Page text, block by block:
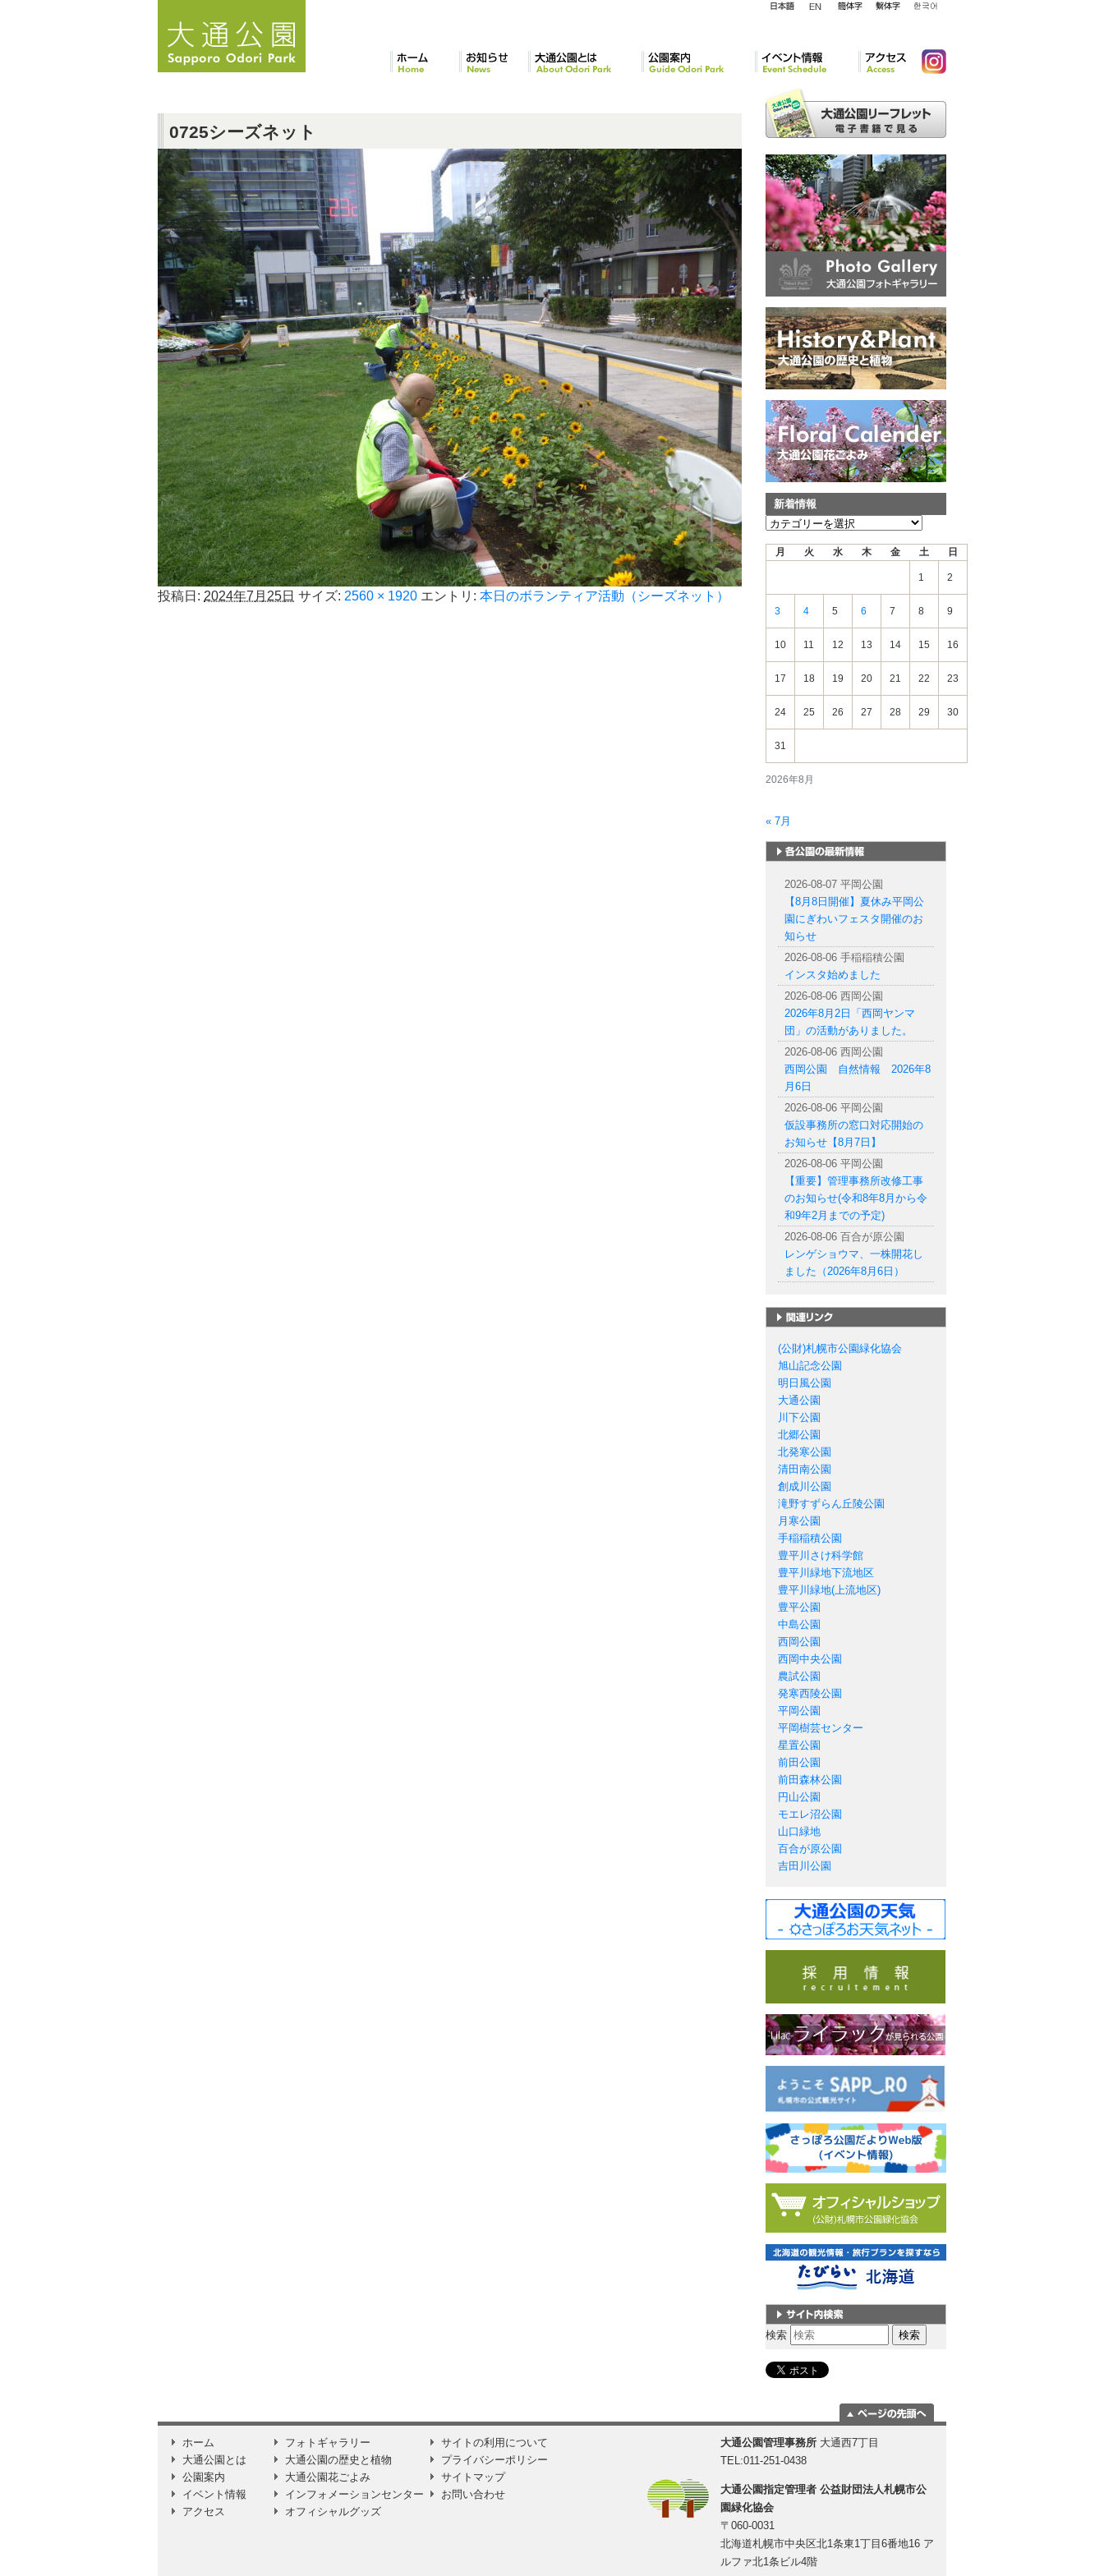
ス
0725シーズネット
投稿日: 2024年7月25日 サイズ: 2560 × 1920 エントリ: 本日のボランティア活動（シーズネット）
新着情報
新
2026年8月
月 火 水 木 金 土 日
1 2
3 4 5 6 7 8 9
10 11 12 13 14 15 16
17 18 19 20 21 22 23
24 25 26 27 28 29 30
31
« 7月
2026-08-07 平岡公園
【8月8日開催】夏休み平岡公
園にぎわいフェスタ開催のお
知らせ
2026-08-06 手稲稲積公園
インスタ始めました
2026-08-06 西岡公園
2026年8月2日「西岡ヤンマ
団」の活動がありました。
2026-08-06 西岡公園
西岡公園 自然情報 2026年8
月6日
2026-08-06 平岡公園
仮設事務所の窓口対応開始の
お知らせ【8月7日】
2026-08-06 平岡公園
【重要】管理事務所改修工事
のお知らせ(令和8年8月から令
和9年2月までの予定)
2026-08-06 百合が原公園
レンゲショウマ、一株開花し
ました（2026年8月6日）
(公財)札幌市公園緑化協会
旭山記念公園
明日風公園
大通公園
川下公園
北郷公園
北発寒公園
清田南公園
創成川公園
滝野すずらん丘陵公園
月寒公園
手稲稲積公園
豊平川さけ科学館
豊平川緑地下流地区
豊平川緑地(上流地区)
豊平公園
中島公園
西岡公園
西岡中央公園
農試公園
発寒西陵公園
平岡公園
平岡樹芸センター
星置公園
前田公園
前田森林公園
円山公園
モエレ沼公園
山口緑地
百合が原公園
吉田川公園
サイト内検索
検索
に移動
ホーム
大通公園とは
公園案内
イベント情報
アクセス
フォトギャラリー
大通公園の歴史と植物
大通公園花ごよみ
インフォメーションセンター
オフィシャルグッズ
サイトの利用について
プライバシーポリシー
サイトマップ
お問い合わせ
大通公園管理事務所 大通西7丁目
TEL:011-251-0438
大通公園指定管理者 公益財団法人札幌市公
園緑化協会
〒060-0031
北海道札幌市中央区北1条東1丁目6番地16 ア
ルファ北1条ビル4階